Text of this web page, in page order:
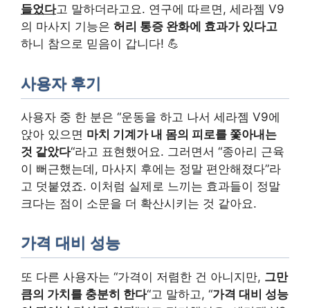
들었다고 말하더라고요. 연구에 따르면, 세라젬 V9
의 마사지 기능은 허리 통증 완화에 효과가 있다고
하니 참으로 믿음이 갑니다! 💪
사용자 후기
사용자 중 한 분은 “운동을 하고 나서 세라젬 V9에
앉아 있으면 마치 기계가 내 몸의 피로를 쫓아내는
것 같았다“라고 표현했어요. 그러면서 “종아리 근육
이 뻐근했는데, 마사지 후에는 정말 편안해졌다”라
고 덧붙였죠. 이처럼 실제로 느끼는 효과들이 정말
크다는 점이 소문을 더 확산시키는 것 같아요.
가격 대비 성능
또 다른 사용자는 “가격이 저렴한 건 아니지만, 그만
큼의 가치를 충분히 한다“고 말하고, “가격 대비 성능